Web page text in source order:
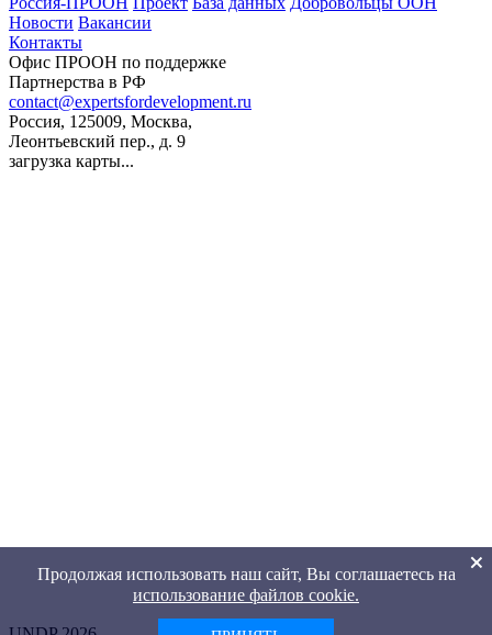
Новости Вакансии
Контакты
Офис ПРООН по поддержке
Партнерства в РФ
contact@expertsfordevelopment.ru
Россия, 125009, Москва,
Леонтьевский пер., д. 9
загрузка карты...
Продолжая использовать наш сайт, Вы соглашаетесь на
использование файлов cookie.